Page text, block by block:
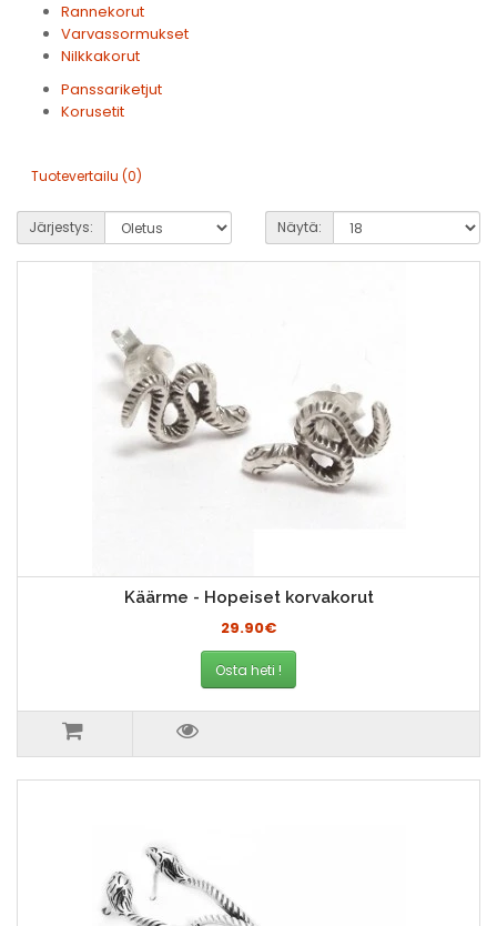
Rannekorut
Varvassormukset
Nilkkakorut
Panssariketjut
Korusetit
Tuotevertailu (0)
Järjestys: Näytä:
Käärme - Hopeiset korvakorut
29.90€
Osta heti !